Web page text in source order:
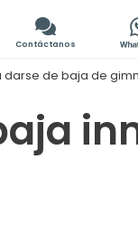
Contáctanos
de baja de